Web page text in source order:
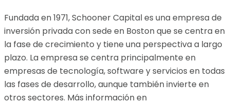
Fundada en 1971, Schooner Capital es una empresa de
inversión privada con sede en Boston que se centra en
la fase de crecimiento y tiene una perspectiva a largo
plazo. La empresa se centra principalmente en
empresas de tecnología, software y servicios en todas
las fases de desarrollo, aunque también invierte en
otros sectores. Más información en